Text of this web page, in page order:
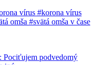
vírus #korona vírus
omša #svätá omša v čase
Pociťujem podvedomý